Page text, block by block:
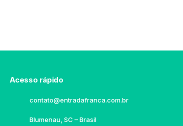
Acesso rápido
contato@entradafranca.com.br
Blumenau, SC – Brasil